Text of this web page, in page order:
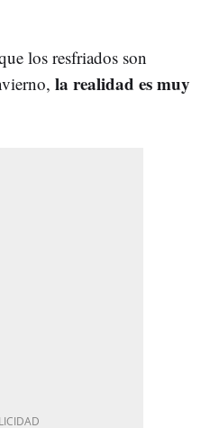
los resfriados son
la realidad es muy